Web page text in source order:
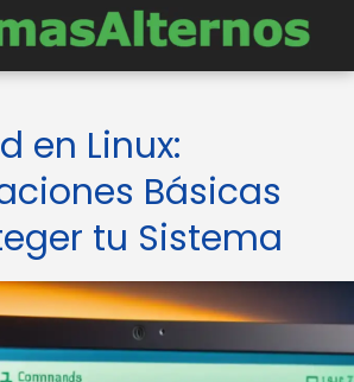
en Linux:
Básicas
tu Sistema